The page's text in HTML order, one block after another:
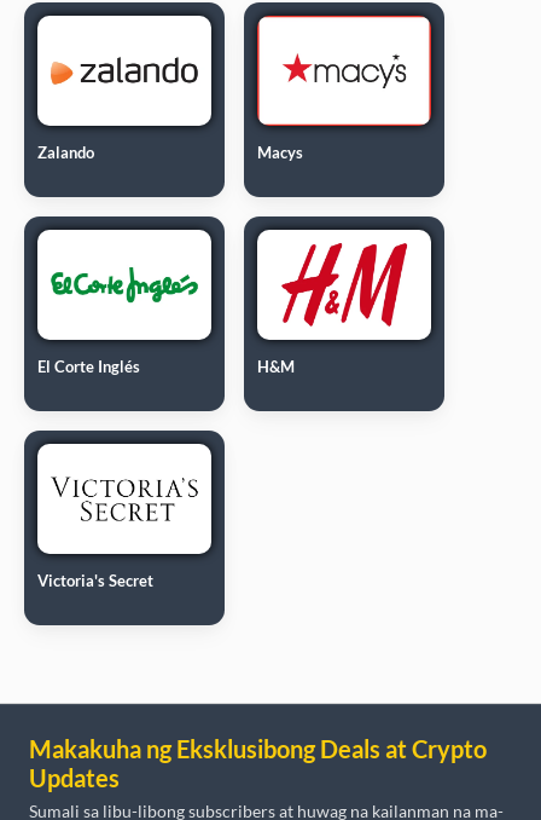
Zalando Macys
El Corte Inglés H&M
Victoria's Secret
Makakuha ng Eksklusibong Deals at Crypto
Updates
Sumali sa libu-libong subscribers at huwag na kailanman na ma-